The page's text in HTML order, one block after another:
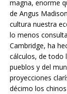
magna, enorme
de Angus
cultura nuestra
lo menos
Cambridge, ha
cálculos, de todo
pueblos y del
proyecciones
décimo los